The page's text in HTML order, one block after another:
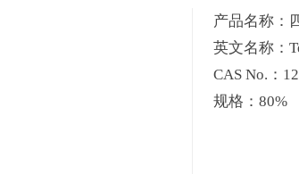
产品名称：
英文名称：
CAS No.：
规格：80%